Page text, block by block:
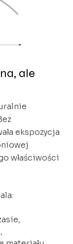
ale
ekspozycja
właściwości